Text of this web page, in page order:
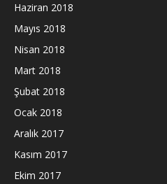
Haziran 2018
Mayıs 2018
Nisan 2018
Mart 2018
Şubat 2018
Ocak 2018
Aralık 2017
Kasım 2017
Ekim 2017